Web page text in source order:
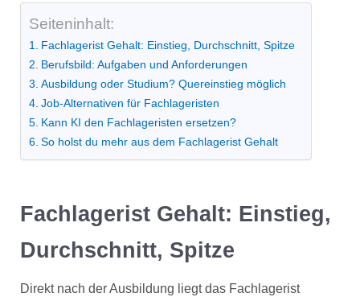
Seiteninhalt:
Fachlagerist Gehalt: Einstieg, Durchschnitt, Spitze
Berufsbild: Aufgaben und Anforderungen
Ausbildung oder Studium? Quereinstieg möglich
Job-Alternativen für Fachlageristen
Kann KI den Fachlageristen ersetzen?
So holst du mehr aus dem Fachlagerist Gehalt
Fachlagerist Gehalt: Einstieg,
Durchschnitt, Spitze
Direkt nach der Ausbildung liegt das Fachlagerist